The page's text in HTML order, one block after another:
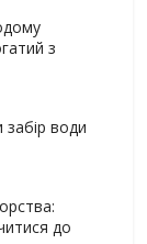
з
води
до